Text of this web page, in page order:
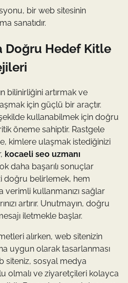
bir web sitesinin
sanatıdır.
Doğru Hedef Kitle
bilinirliğini artırmak ve
için güçlü bir araçtır.
kullanabilmek için doğru
öneme sahiptir. Rastgele
kimlere ulaşmak istediğinizi
kocaeli seo uzmanı
daha başarılı sonuçlar
doğru belirlemek, hem
kullanmanızı sağlar
artırır. Unutmayın, doğru
iletmekle başlar.
alırken, web sitenizin
uygun olarak tasarlanması
siteniz, sosyal medya
olmalı ve ziyaretçileri kolayca